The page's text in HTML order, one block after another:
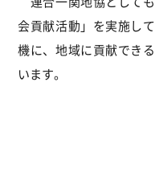
会貢献活動」を実施し
機に、地域に貢献でき
います。